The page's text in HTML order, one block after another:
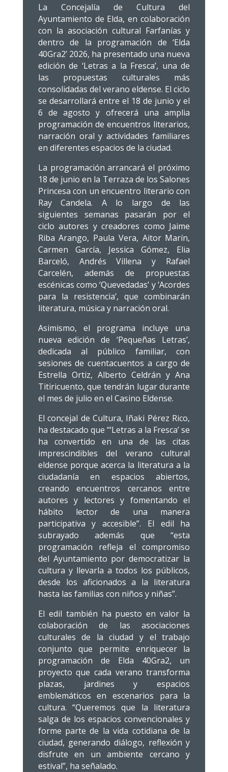
La Concejalía de Cultura del
Ayuntamiento de Elda, en colaboración
con la asociación cultural Farfanías y
dentro de la programación de ‘Elda
40Gra2’ 2026, ha presentado una nueva
edición de ‘Letras a la Fresca’, una de
las propuestas culturales más
consolidadas del verano eldense. El ciclo
se desarrollará entre el 18 de junio y el
6 de agosto y ofrecerá una amplia
programación de encuentros literarios,
narración oral y actividades familiares
en diferentes espacios de la ciudad.
La programación arrancará el próximo
18 de junio en la Terraza de los Salones
Princesa con un encuentro literario con
Ray Candela. A lo largo de las
siguientes semanas pasarán por el
ciclo autores y creadores como Jaime
Riba Arango, Paula Vera, Aitor Marín,
Carmen García, Jessica Gómez, Elia
Barceló, Andrés Villena y Rafael
Carcelén, además de propuestas
escénicas como ‘Quevedadas’ y ‘Acordes
para la resistencia’, que combinarán
literatura, música y narración oral.
Asimismo, el programa incluye una
nueva edición de ‘Pequeñas Letras’,
dedicada al público familiar, con
sesiones de cuentacuentos a cargo de
Estrella Ortiz, Alberto Celdrán y Ana
Titiricuento, que tendrán lugar durante
el mes de julio en el Casino Eldense.
El concejal de Cultura, Iñaki Pérez Rico,
ha destacado que “‘Letras a la Fresca’ se
ha convertido en una de las citas
imprescindibles del verano cultural
eldense porque acerca la literatura a la
ciudadanía en espacios abiertos,
creando encuentros cercanos entre
autores y lectores y fomentando el
hábito lector de una manera
participativa y accesible”. El edil ha
subrayado además que “esta
programación refleja el compromiso
del Ayuntamiento por democratizar la
cultura y llevarla a todos los públicos,
desde los aficionados a la literatura
hasta las familias con niños y niñas”.
El edil también ha puesto en valor la
colaboración de las asociaciones
culturales de la ciudad y el trabajo
conjunto que permite enriquecer la
programación de Elda 40Gra2, un
proyecto que cada verano transforma
plazas, jardines y espacios
emblemáticos en escenarios para la
cultura. “Queremos que la literatura
salga de los espacios convencionales y
forme parte de la vida cotidiana de la
ciudad, generando diálogo, reflexión y
disfrute en un ambiente cercano y
estival”, ha señalado.